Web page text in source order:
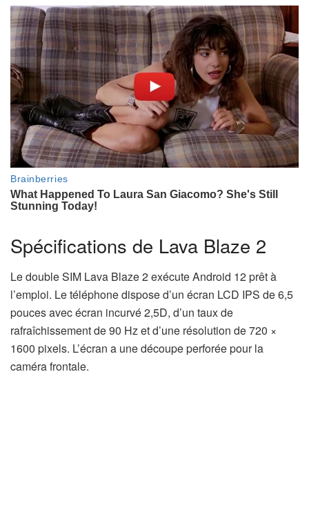
Spécifications de Lava Blaze 2
Le double SIM Lava Blaze 2 exécute Android 12 prêt à
l’emploi. Le téléphone dispose d’un écran LCD IPS de 6,5
pouces avec écran incurvé 2,5D, d’un taux de
rafraîchissement de 90 Hz et d’une résolution de 720 ×
1600 pixels. L’écran a une découpe perforée pour la
caméra frontale.